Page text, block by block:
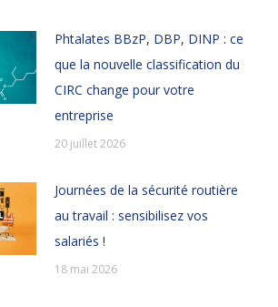
Phtalates BBzP, DBP, DINP : ce
que la nouvelle classification du
CIRC change pour votre
entreprise
20 juillet 2026
Journées de la sécurité routière
au travail : sensibilisez vos
salariés !
18 mai 2026